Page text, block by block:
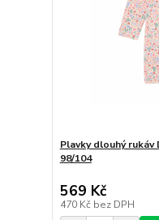
Plavky dlouhý
98/104
569 Kč
470 Kč bez DPH